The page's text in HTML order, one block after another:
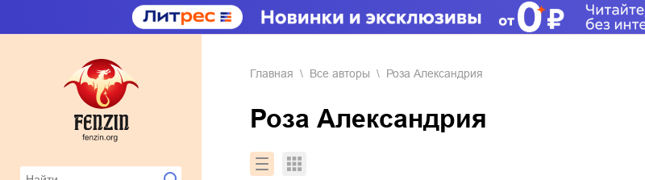
Главная Все авторы Роза Александрия
Роза Александрия